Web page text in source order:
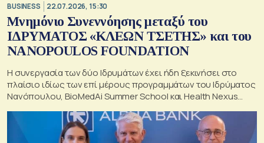
BUSINESS 22.07.2026, 15:30
Μνημόνιο Συνεννόησης μεταξύ του
ΙΔΡΥΜΑΤΟΣ «ΚΛΕΩΝ ΤΣΕΤΗΣ» και του
NANOPOULOS FOUNDATION
Η συνεργασία των δύο Ιδρυμάτων έχει ήδη ξεκινήσει στο
πλαίσιο ιδίως των επί μέρους προγραμμάτων του Ιδρύματος
Νανόπουλου, BioMedAi Summer School και Health Nexus